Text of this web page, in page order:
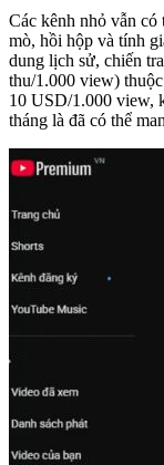
Các kênh nhỏ vẫn
mò, hồi hộp và tính
dung lịch sử, chiến
thu/1.000 view)
10 USD/1.000 view,
tháng là đã có thể